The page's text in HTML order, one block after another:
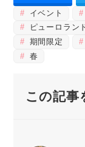
イベント
ピューロラン
期間限定
春
この記事